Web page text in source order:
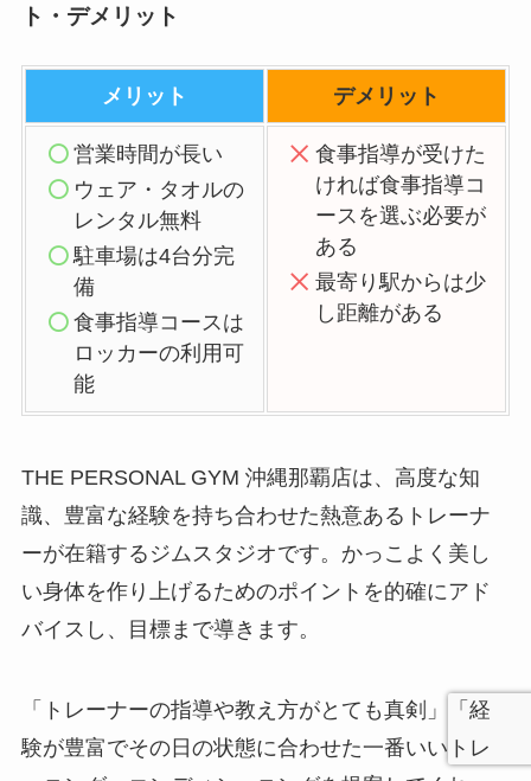
ト・デメリット
メリット デメリット
営業時間が長い
ウェア・タオルの
レンタル無料
駐車場は4台分完
備
食事指導コースは
ロッカーの利用可
能
食事指導が受けた
ければ食事指導コ
ースを選ぶ必要が
ある
最寄り駅からは少
し距離がある
THE PERSONAL GYM 沖縄那覇店は、高度な知
識、豊富な経験を持ち合わせた熱意あるトレーナ
ーが在籍するジムスタジオです。かっこよく美し
い身体を作り上げるためのポイントを的確にアド
バイスし、目標まで導きます。
「トレーナーの指導や教え方がとても真剣」「経
験が豊富でその日の状態に合わせた一番いいトレ